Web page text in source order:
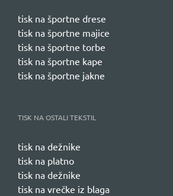
tisk na športne drese
tisk na športne majice
tisk na športne torbe
tisk na športne kape
tisk na športne jakne
TISK NA OSTALI TEKSTIL
tisk na dežnike
tisk na platno
tisk na dežnike
tisk na vrečke iz blaga